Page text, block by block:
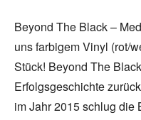
Beyond The Black –
uns farbigem Vinyl (rot/
Stück! Beyond The
Erfolgsgeschichte
im Jahr 2015 schlug die